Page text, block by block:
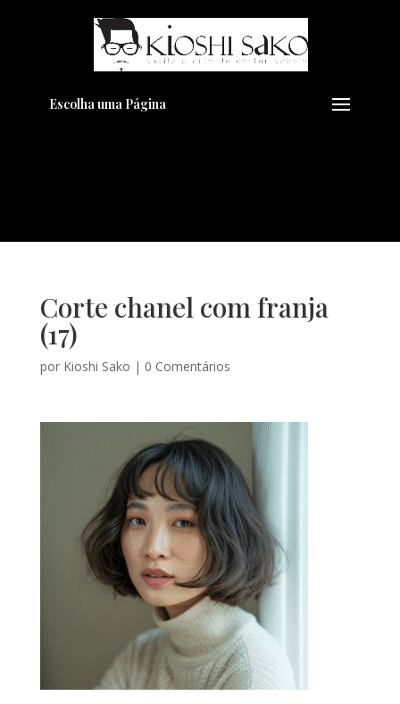
Escolha uma Página
Corte chanel com franja
(17)
por Kioshi Sako | 0 Comentários
Pensando em transformar seu
Visual??